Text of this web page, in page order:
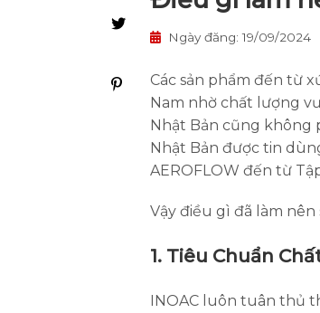
Ngày đăng: 19/09/2024
Các sản phẩm đến từ
Nam nhờ chất lượng
Nhật Bản cũng không
Nhật Bản được tin
AEROFLOW đến từ
Vậy điều gì đã làm
1. Tiêu Chuẩn
INOAC luôn tuân thủ